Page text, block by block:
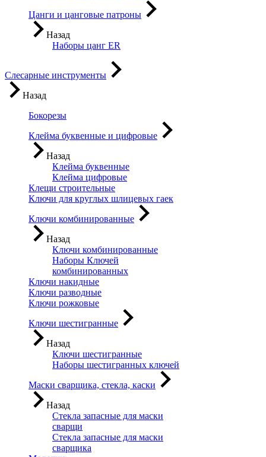
Цанги и цанговые патроны
Назад
Наборы цанг ER
Слесарные инструменты
Назад
Бокорезы
Клейма буквенные и цифровые
Назад
Клейма буквенные
Клейма цифровые
Клещи строительные
Ключи для круглых шлицевых гаек
Ключи комбинированные
Назад
Ключи комбинированные
Наборы Ключей
комбинированных
Ключи накидные
Ключи разводные
Ключи рожковые
Ключи шестигранные
Назад
Ключи шестигранные
Наборы шестигранных ключей
Маски сварщика, стекла, каски
Назад
Стекла запасные для маски
сварщи
Стекла запасные для маски
сварщика